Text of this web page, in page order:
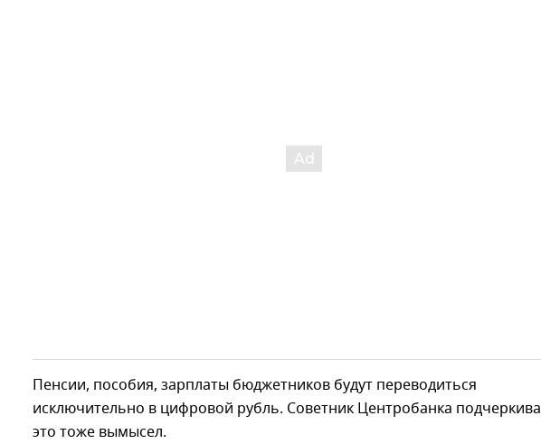
Пенсии, пособия, зарплаты бюджетников будут переводиться
исключительно в цифровой рубль. Советник Центробанка
это тоже вымысел.